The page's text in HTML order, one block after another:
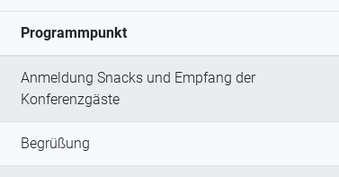
Programmpunkt
Anmeldung Snacks und Empfang der
Konferenzgäste
Begrüßung